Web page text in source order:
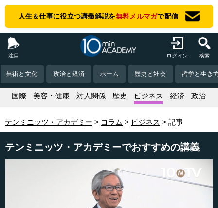
人生＆仕事に役立つ講義解説を無料メルマガで配信
注目 ログイン 検索
芸術と文化 政治と経済 ホーム 歴史と社会 哲学と生き
国際 美容・健康 対人関係 歴史 ビジネス 経済 政治
テンミニッツ・アカデミー コラム ビジネス 記事
テンミニッツ・アカデミーでおすすめの講義